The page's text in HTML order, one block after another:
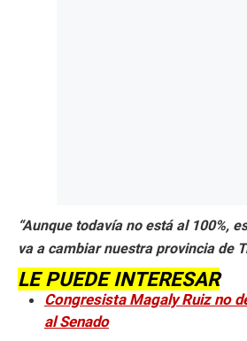
“Aunque todavía no está al 100%,
va a cambiar nuestra provincia de
LE PUEDE INTERESAR
Congresista Magaly Ruiz no
al Senado